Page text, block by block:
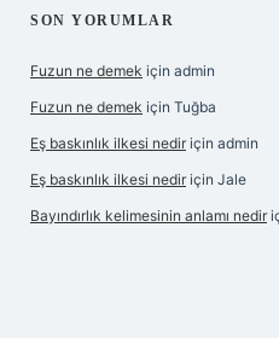
SON YORUMLAR
Fuzun ne demek için admin
Fuzun ne demek için Tuğba
Eş baskınlık ilkesi nedir için admin
Eş baskınlık ilkesi nedir için Jale
Bayındırlık kelimesinin anlamı nedir